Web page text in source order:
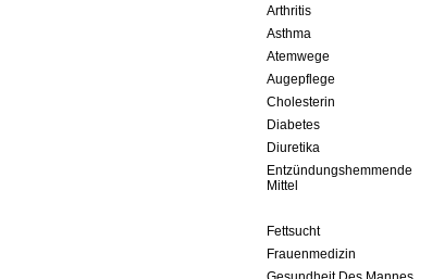
Arthritis
Asthma
Atemwege
Augepflege
Cholesterin
Diabetes
Diuretika
Entzündungshemmende
Mittel
Fettsucht
Frauenmedizin